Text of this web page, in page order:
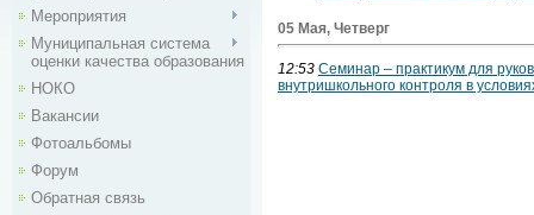
Мероприятия
Муниципальная система
оценки качества образования
НОКО
Вакансии
Фотоальбомы
Форум
Обратная связь
05 Мая, Четверг
12:53 Семинар – практикум для
внутришкольного контроля в